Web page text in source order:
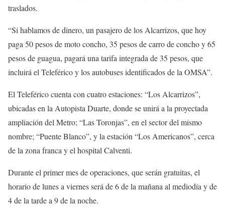
traslados.
“Si hablamos de dinero, un pasajero de los Alcarrizos, que hoy
paga 50 pesos de moto concho, 35 pesos de carro de concho y 65
pesos de guagua, pagará una tarifa integrada de 35 pesos, que
incluirá el Teleférico y los autobuses identificados de la OMSA”.
El Teleférico cuenta con cuatro estaciones: “Los Alcarrizos”,
ubicadas en la Autopista Duarte, donde se unirá a la proyectada
ampliación del Metro; “Las Toronjas”, en el sector del mismo
nombre; “Puente Blanco”, y la estación “Los Americanos”, cerca
de la zona franca y el hospital Calventi.
Durante el primer mes de operaciones, que serán gratuitas, el
horario de lunes a viernes será de 6 de la mañana al mediodía y de
4 de la tarde a 9 de la noche.